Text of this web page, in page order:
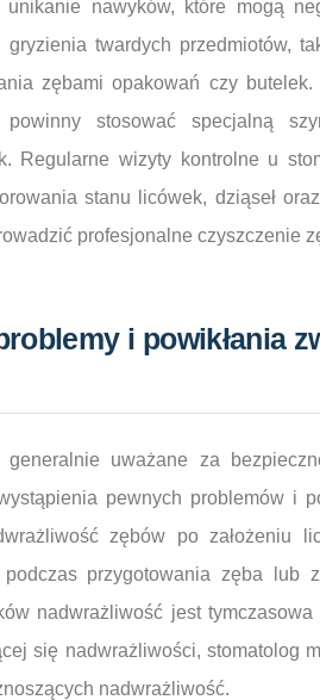
unikanie nawyków, które mogą
twardych przedmiotów,
zębami opakowań czy
powinny stosować specjalną
Regularne wizyty kontrolne u
stanu licówek, dziąseł
profesjonalne czyszczenie
i powikłania
uważane za
pewnych problemów i
zębów po założeniu
przygotowania zęba lub
nadwrażliwość jest
się nadwrażliwości, stomatolog
nadwrażliwość.